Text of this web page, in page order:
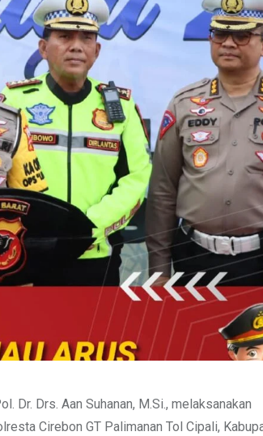
Dr. Drs. Aan Suhanan, M.Si., melaksanakan
Cirebon GT Palimanan Tol Cipali,